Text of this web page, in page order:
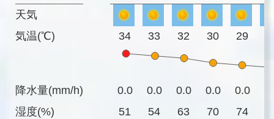
天気
気温(℃)
降水量(mm/h)
湿度(%)
34 33 32 30 29
0.0 0.0 0.0 0.0 0.0
51
54 63 70 74